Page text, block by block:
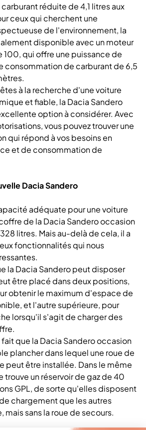
réduite de 4,1 litres aux
ceux qui cherchent une
de l'environnement, la
disponible avec un moteur
100, qui offre une puissance de
consommation de carburant de 6,5
à la recherche d'une voiture
et fiable, la Dacia Sandero
option à considérer. Avec
vous pouvez trouver une
qui répond à vos besoins en
et de consommation de
Dacia Sandero
adéquate pour une voiture
de la Dacia Sandero occasion
litres. Mais au-delà de cela, il a
fonctionnalités qui nous
la Dacia Sandero peut disposer
être placé dans deux positions,
obtenir le maximum d'espace de
et l'autre supérieure, pour
lorsqu'il s'agit de charger des
que la Dacia Sandero occasion
plancher dans lequel une roue de
peut être installée. Dans le même
trouve un réservoir de gaz de 40
GPL, de sorte qu'elles disposent
chargement que les autres
mais sans la roue de secours.